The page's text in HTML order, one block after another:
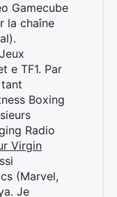
Gamecube
la chaîne
e TF1. Par
Boxing
Radio
Virgin
(Marvel,
Je